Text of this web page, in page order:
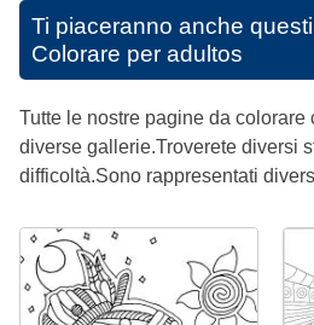
Ti piaceranno anche questi
Colorare per adultos
Tutte le nostre pagine da
diverse gallerie.Troverete diversi
difficoltà.Sono rappresentati